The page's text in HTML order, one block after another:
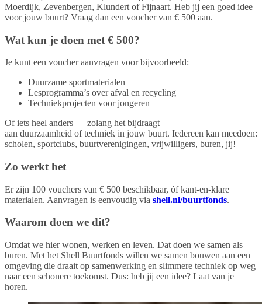
Moerdijk, Zevenbergen, Klundert of Fijnaart. Heb jij een goed idee
voor jouw buurt? Vraag dan een voucher van € 500 aan.
Wat kun je doen met € 500?
Je kunt een voucher aanvragen voor bijvoorbeeld:
Duurzame sportmaterialen
Lesprogramma’s over afval en recycling
Techniekprojecten voor jongeren
Of iets heel anders — zolang het bijdraagt
aan duurzaamheid of techniek in jouw buurt. Iedereen kan meedoen:
scholen, sportclubs, buurtverenigingen, vrijwilligers, buren, jij!
Zo werkt het
Er zijn 100 vouchers van € 500 beschikbaar, óf kant-en-klare
materialen. Aanvragen is eenvoudig via shell.nl/buurtfonds.
Waarom doen we dit?
Omdat we hier wonen, werken en leven. Dat doen we samen als
buren. Met het Shell Buurtfonds willen we samen bouwen aan een
omgeving die draait op samenwerking en slimmere techniek op weg
naar een schonere toekomst. Dus: heb jij een idee? Laat van je
horen.